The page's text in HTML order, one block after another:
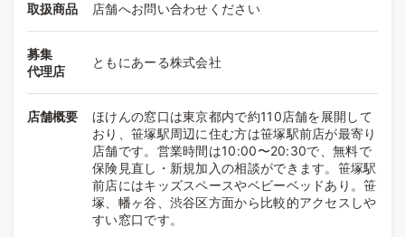
取扱商品 店舗へお問い合わせください
募集
代理店
ともにあーる株式会社
店舗概要
ほけんの窓口は東京都内で約110店舗を展開して
おり、笹塚駅周辺に住む方は笹塚駅前店が最寄り
店舗です。営業時間は10:00〜20:30で、無料で
保険見直し・新規加入の相談ができます。笹塚駅
前店にはキッズスペースやベビーベッドあり。笹
塚、幡ヶ谷、渋谷区方面から比較的アクセスしや
すい窓口です。